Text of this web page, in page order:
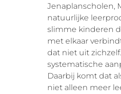
Jenaplanscholen,
natuurlijke
slimme kinderen
met elkaar
dat niet uit
systematische
Daarbij komt dat
niet alleen meer